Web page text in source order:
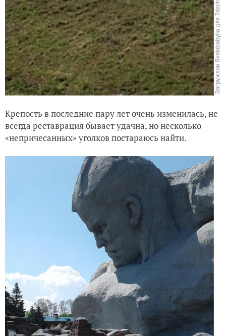
Крепость в последние пару лет очень изменилась, не
всегда реставрация бывает удачна, но несколько
«непричесанных» уголков постараюсь найти.